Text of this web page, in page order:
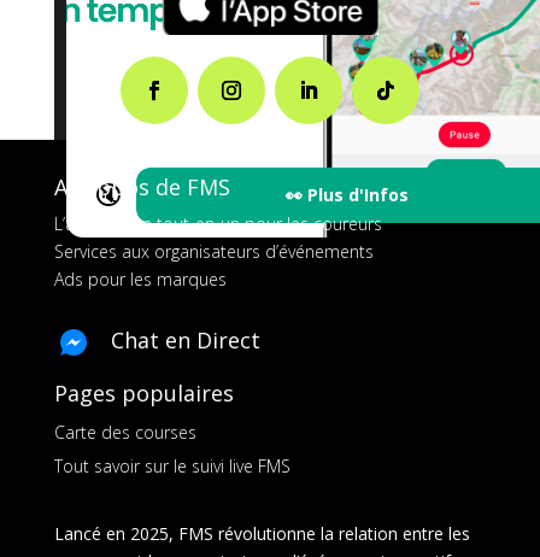
🔇 👀 Plus d'Infos
A propos de FMS
L’application tout-en-un pour les coureurs
Services aux organisateurs d’événements
Ads pour les marques
Chat en Direct
Pages populaires
Carte des courses
Tout savoir sur le suivi live FMS
Lancé en 2025, FMS révolutionne la relation entre les